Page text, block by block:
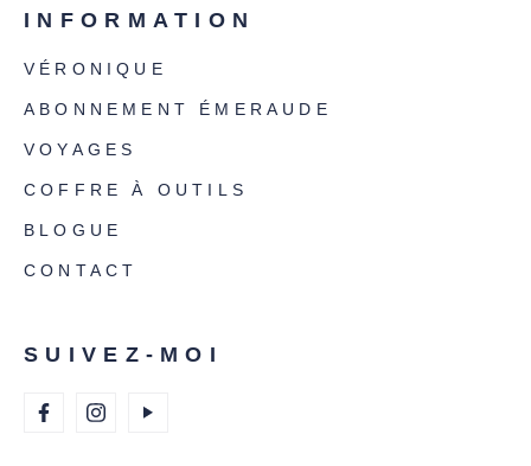
INFORMATION
VÉRONIQUE
ABONNEMENT ÉMERAUDE
VOYAGES
COFFRE À OUTILS
BLOGUE
CONTACT
SUIVEZ-MOI